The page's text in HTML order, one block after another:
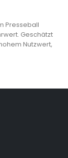
Presseball
Geschätzt
Nutzwert,